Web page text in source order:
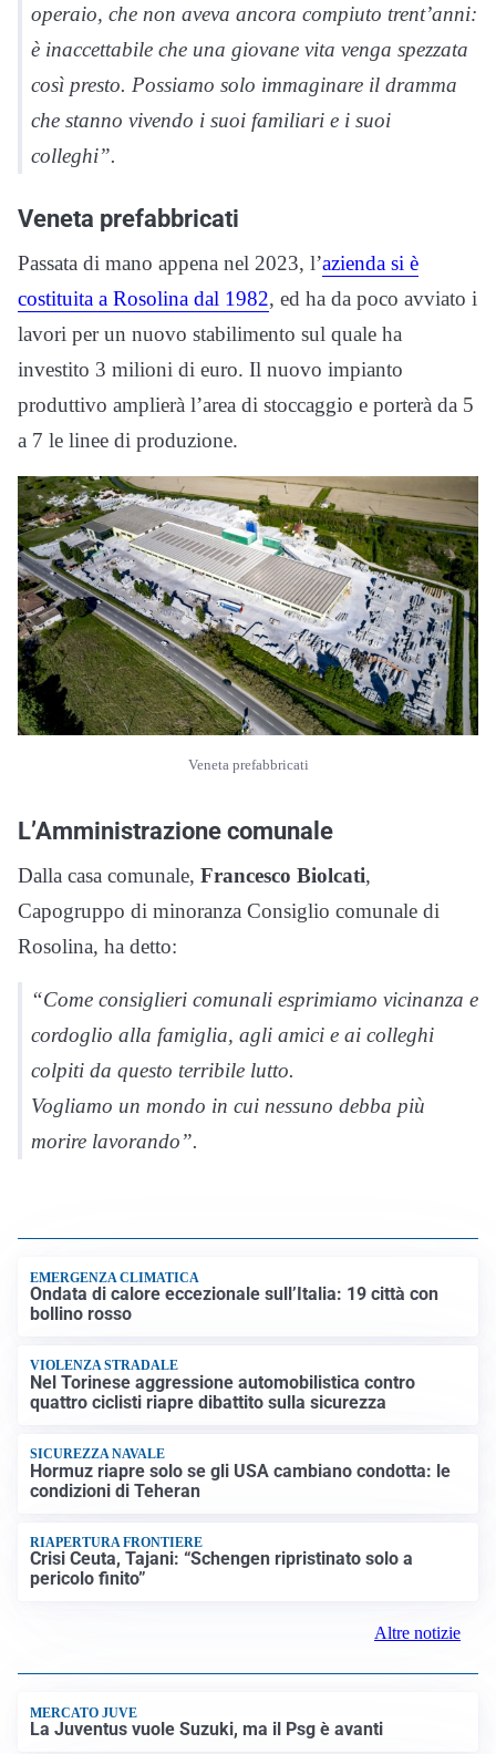
operaio, che non aveva ancora compiuto trent’anni:
è inaccettabile che una giovane vita venga spezzata
così presto. Possiamo solo immaginare il dramma
che stanno vivendo i suoi familiari e i suoi
colleghi”.
Veneta prefabbricati
Passata di mano appena nel 2023, l’azienda si è
costituita a Rosolina dal 1982, ed ha da poco avviato i
lavori per un nuovo stabilimento sul quale ha
investito 3 milioni di euro. Il nuovo impianto
produttivo amplierà l’area di stoccaggio e porterà da 5
a 7 le linee di produzione.
Veneta prefabbricati
L’Amministrazione comunale
Dalla casa comunale, Francesco Biolcati,
Capogruppo di minoranza Consiglio comunale di
Rosolina, ha detto:
“Come consiglieri comunali esprimiamo vicinanza e
cordoglio alla famiglia, agli amici e ai colleghi
colpiti da questo terribile lutto.
Vogliamo un mondo in cui nessuno debba più
morire lavorando”.
EMERGENZA CLIMATICA
Ondata di calore eccezionale sull’Italia: 19 città con
bollino rosso
VIOLENZA STRADALE
Nel Torinese aggressione automobilistica contro
quattro ciclisti riapre dibattito sulla sicurezza
SICUREZZA NAVALE
Hormuz riapre solo se gli USA cambiano condotta: le
condizioni di Teheran
RIAPERTURA FRONTIERE
Crisi Ceuta, Tajani: “Schengen ripristinato solo a
pericolo finito”
Altre notizie
MERCATO JUVE
La Juventus vuole Suzuki, ma il Psg è avanti